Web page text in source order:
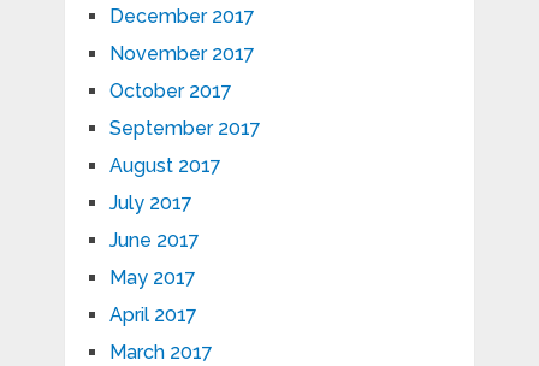
December 2017
November 2017
October 2017
September 2017
August 2017
July 2017
June 2017
May 2017
April 2017
March 2017